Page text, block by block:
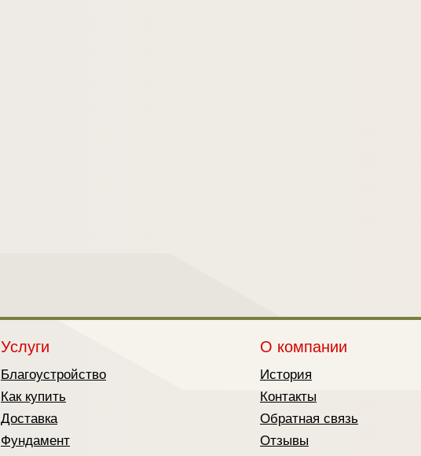
Услуги
Благоустройство
Как купить
Доставка
Фундамент
О компании
История
Контакты
Обратная связь
Отзывы